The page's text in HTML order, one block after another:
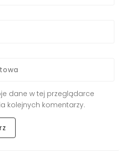
dane w tej przeglądarce
kolejnych komentarzy.